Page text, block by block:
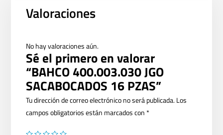
Valoraciones
No hay valoraciones aún.
Sé el primero en valorar
“BAHCO 400.003.030 JGO
SACABOCADOS 16 PZAS”
Tu dirección de correo electrónico no será publicada.Los
campos obligatorios están marcados con *